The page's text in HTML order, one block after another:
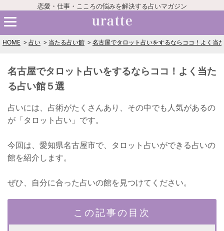
恋愛・仕事・こころの悩みを解決する占いマガジン
HOME 占い 当たる占い館 名古屋でタロット占いをするならココ！よく当
名古屋でタロット占いをするならココ！よく当た
る占い館５選
占いには、占術がたくさんあり、その中でも人気があるの
が「タロット占い」です。
今回は、愛知県名古屋市で、タロット占いができる占いの
館を紹介します。
ぜひ、自分に合った占いの館を見つけてください。
この記事の目次